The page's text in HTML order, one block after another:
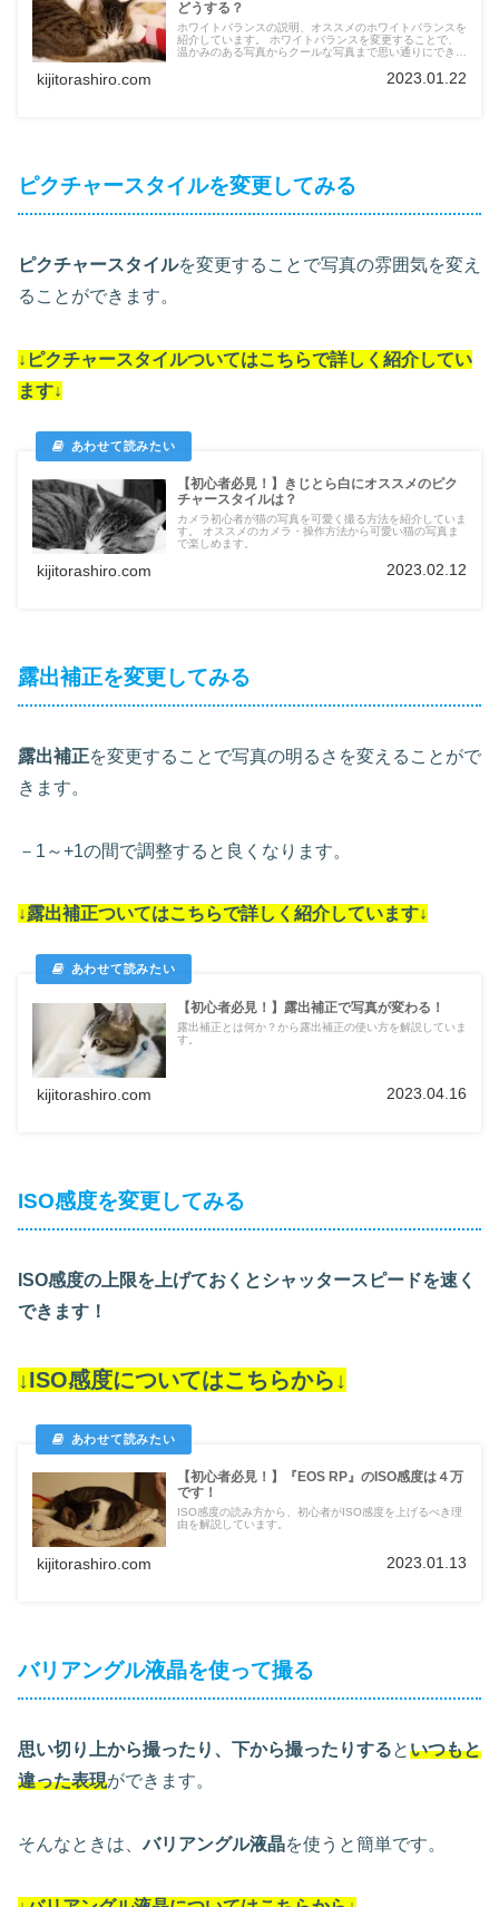
どうする？
ホワイトバランスの説明、オススメのホワイトバランスを
紹介しています。 ホワイトバランスを変更することで、
温かみのある写真からクールな写真まで思い通りにできま
kijitorashiro.com 2023.01.22
ピクチャースタイルを変更してみる
ピクチャースタイルを変更することで写真の雰囲気を変え
ることができます。
↓ ピクチャースタイルついてはこちらで詳しく紹介してい
ます↓
【初心者必見！】きじとら白にオススメのピク
チャースタイルは？
カメラ初心者が猫の写真を可愛く撮る方法を紹介していま
す。 オススメのカメラ・操作方法から可愛い猫の写真ま
で楽しめます。
kijitorashiro.com 2023.02.12
露出補正を変更してみる
露出補正を変更することで写真の明るさを変えることがで
きます。
－1～+1の間で調整すると良くなります。
↓露出補正ついてはこちらで詳しく紹介しています↓
【初心者必見！】露出補正で写真が変わる！
露出補正とは何か？から露出補正の使い方を解説していま
す。
kijitorashiro.com 2023.04.16
ISO感度を変更してみる
ISO感度の上限を上げておくとシャッタースピードを速く
できます！
↓ISO感度についてはこちらから↓
【初心者必見！】『EOS RP』のISO感度は４万
です！
ISO感度の読み方から、初心者がISO感度を上げるべき理
由を解説しています。
kijitorashiro.com 2023.01.13
バリアングル液晶を使って撮る
思い切り上から撮ったり、下から撮ったりするといつもと
違った表現ができます。
そんなときは、バリアングル液晶を使うと簡単です。